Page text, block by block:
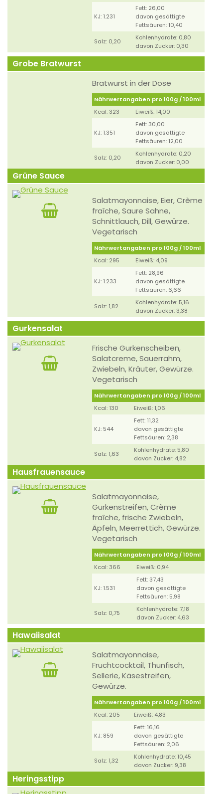
KJ: 1.231
Fett: 26,00
davon gesättigte
Fettsäuren: 10,40
Salz: 0,20
Kohlenhydrate: 0,80
davon Zucker: 0,30
Grobe Bratwurst
Bratwurst in der Dose
Nährwertangaben pro 100g / 100ml
Kcal: 323
Eiweiß: 14,00
KJ: 1.351
Fett: 30,00
davon gesättigte
Fettsäuren: 12,00
Salz: 0,20
Kohlenhydrate: 0,20
davon Zucker: 0,00
Grüne Sauce
Salatmayonnaise, Eier, Crème
fraîche, Saure Sahne,
Schnittlauch, Dill, Gewürze.
Vegetarisch
Nährwertangaben pro 100g / 100ml
Kcal: 295
Eiweiß: 4,09
KJ: 1.233
Fett: 28,96
davon gesättigte
Fettsäuren: 6,66
Salz: 1,82
Kohlenhydrate: 5,16
davon Zucker: 3,38
Gurkensalat
Frische Gurkenscheiben,
Salatcreme, Sauerrahm,
Zwiebeln, Kräuter, Gewürze.
Vegetarisch
Nährwertangaben pro 100g / 100ml
Kcal: 130
Eiweiß: 1,06
KJ: 544
Fett: 11,32
davon gesättigte
Fettsäuren: 2,38
Salz: 1,63
Kohlenhydrate: 5,80
davon Zucker: 4,82
Hausfrauensauce
Salatmayonnaise,
Gurkenstreifen, Crème
fraîche, frische Zwiebeln,
Äpfeln, Meerrettich, Gewürze.
Vegetarisch
Nährwertangaben pro 100g / 100ml
Kcal: 366
Eiweiß: 0,94
KJ: 1.531
Fett: 37,43
davon gesättigte
Fettsäuren: 5,98
Salz: 0,75
Kohlenhydrate: 7,18
davon Zucker: 4,63
Hawaiisalat
Salatmayonnaise,
Fruchtcocktail, Thunfisch,
Sellerie, Käsestreifen,
Gewürze.
Nährwertangaben pro 100g / 100ml
Kcal: 205
Eiweiß: 4,83
KJ: 859
Fett: 16,16
davon gesättigte
Fettsäuren: 2,06
Salz: 1,32
Kohlenhydrate: 10,45
davon Zucker: 9,38
Heringsstipp